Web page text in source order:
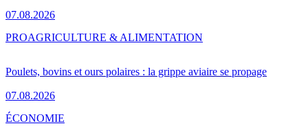
07.08.2026
Poulets, bovins et ours polaires : la grippe aviaire se propage
07.08.2026
PROAGRICULTURE & ALIMENTATION
ÉCONOMIE